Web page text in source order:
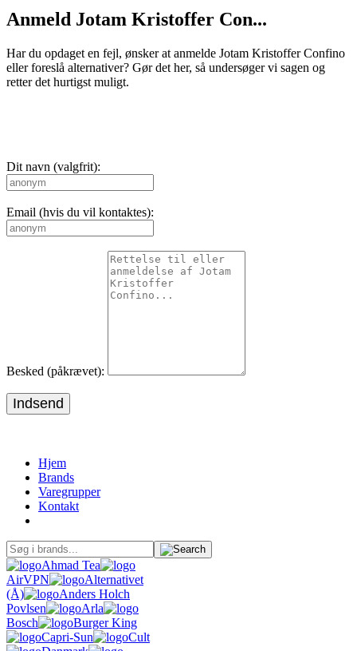
Anmeld Jotam Kristoffer Con...
Har du opdaget en fejl, ønsker at anmelde Jotam Kristoffer Confino
eller foreslå alternativer? Gør det her, så undersøger vi sagen og
retter det hurtigst muligt.
Dit navn (valgfrit):
Email (hvis du vil kontaktes):
Besked (påkrævet):
Indsend
Hjem
Brands
Varegrupper
Kontakt
Ahmad Tea
AirVPN
Alternativet
(Å)
Anders Holch
Povlsen
Arla
Bosch
Burger King
Capri-Sun
Cult